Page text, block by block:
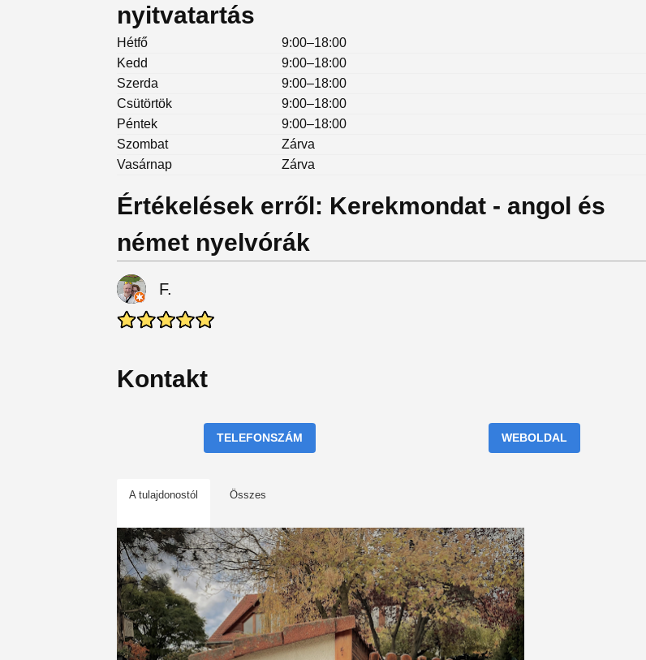
nyitvatartás
Hétfő
9:00–18:00
Kedd
9:00–18:00
Szerda
9:00–18:00
Csütörtök
9:00–18:00
Péntek
9:00–18:00
Szombat
Zárva
Vasárnap
Zárva
Értékelések erről: Kerekmondat - angol és
német nyelvórák
F.
Kontakt
TELEFONSZÁM WEBOLDAL
A tulajdonostól Összes